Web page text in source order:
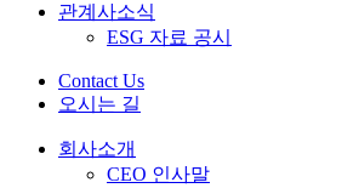
관계사소식
ESG 자료 공시
Contact Us
오시는 길
회사소개
CEO 인사말